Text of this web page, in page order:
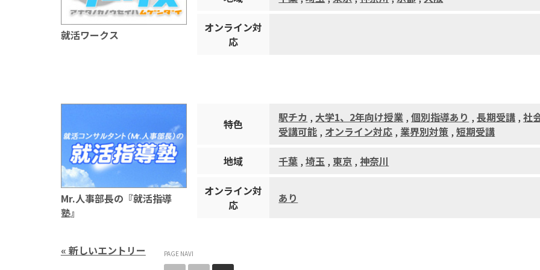
就活ワークス
オンライン対
応
Mr.人事部長の『就活指導
塾』
特色 駅チカ , 大学1、2年向け授業 ,個別指導あり ,長期受講 ,社
受講可能 , オンライン対応 , 業界別対策 ,短期受講
地域 千葉 ,埼玉 ,東京 ,神奈川
オンライン対
応
あり
« 新しいエントリー PAGE NAVI